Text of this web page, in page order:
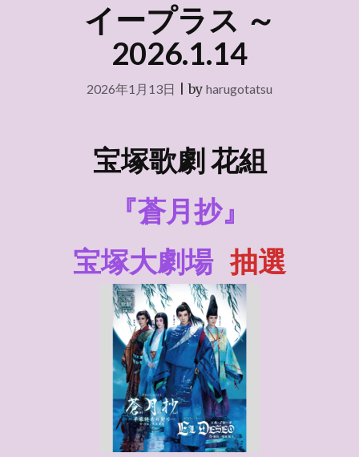
イープラス ～
2026.1.14
2026年1月13日 |by harugotatsu
宝塚歌劇 花組
『蒼月抄』
宝塚大劇場 抽選